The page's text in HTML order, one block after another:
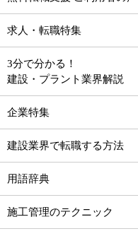
求人・転職特集
3分で分かる！
建設・プラント業界解説
企業特集
建設業界で転職する方法
用語辞典
施工管理のテクニック